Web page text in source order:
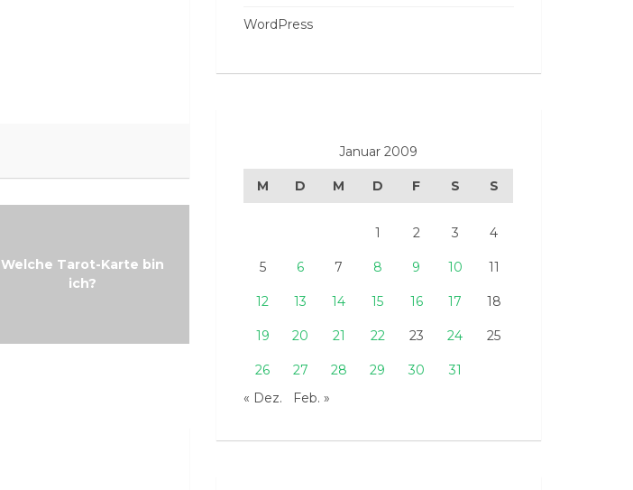
Welche Tarot-Karte bin
ich?
WordPress
Januar 2009
M D M D F S S
1 2 3 4
5 6 7 8 9 10 11
12 13 14 15 16 17 18
19 20 21 22 23 24 25
26 27 28 29 30
31
« Dez.
Feb. »